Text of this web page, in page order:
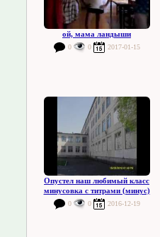
ой, мама ландыши
0 0 2017-01-15
Опустел наш любимый класс
минусовка с титрами (минус)
0 0 2016-12-19